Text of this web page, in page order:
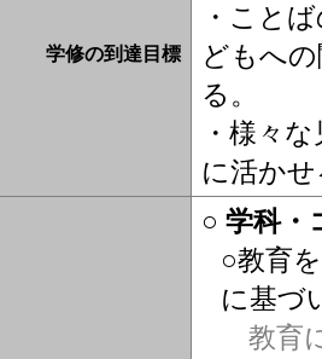
学修の到達目標
・こと
どもへ
る。
・様々
に活か
○ 学科・
○教育
に基づ
教育